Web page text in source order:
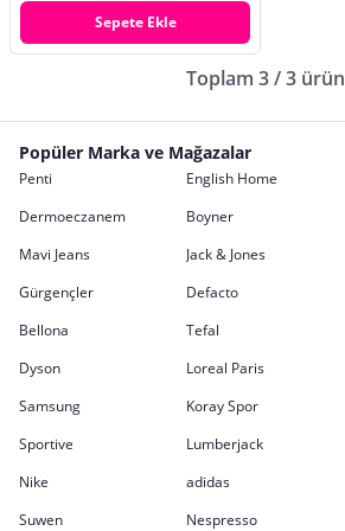
Sepete Ekle
Toplam 3 / 3 ürün
Popüler Marka ve Mağazalar
Penti English Home
Dermoeczanem
Boyner
Mavi Jeans
Jack & Jones
Gürgençler
Defacto
Bellona
Tefal
Dyson
Loreal Paris
Samsung
Koray Spor
Sportive
Lumberjack
Nike
adidas
Suwen
Nespresso